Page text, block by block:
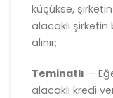
küçükse,
alacaklı şirketin
alınır;
Teminatlı –
alacaklı kredi